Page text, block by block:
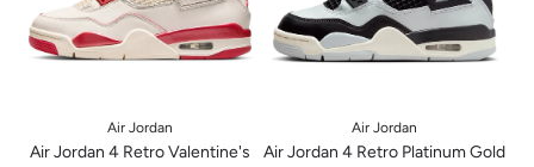
Air Jordan
Air Jordan 4 Retro Valentine's
Air Jordan
Air Jordan 4 Retro Platinum Gold